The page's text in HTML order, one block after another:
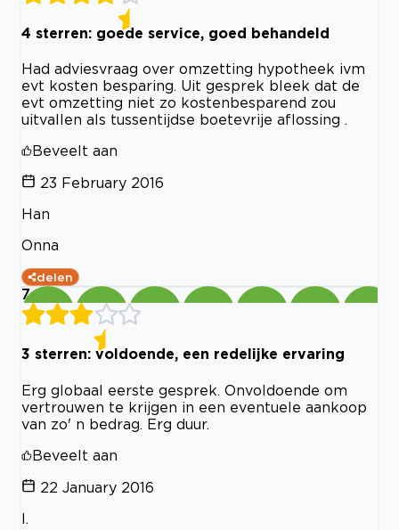
4 sterren: goede service, goed behandeld
Had adviesvraag over omzetting hypotheek ivm
evt kosten besparing. Uit gesprek bleek dat de
evt omzetting niet zo kostenbesparend zou
uitvallen als tussentijdse boetevrije aflossing .
Beveelt aan
23 February 2016
Han
Onna
delen
7
3 sterren: voldoende, een redelijke ervaring
Erg globaal eerste gesprek. Onvoldoende om
vertrouwen te krijgen in een eventuele aankoop
van zo' n bedrag. Erg duur.
Beveelt aan
22 January 2016
I.